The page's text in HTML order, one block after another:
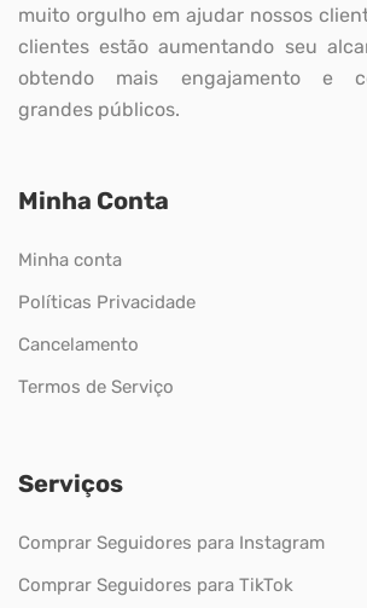
muito orgulho em ajudar nossos
clientes estão aumentando seu
obtendo mais engajamento e
grandes públicos.
Minha Conta
Minha conta
Políticas Privacidade
Cancelamento
Termos de Serviço
Serviços
Comprar Seguidores para Instagram
Comprar Seguidores para TikTok